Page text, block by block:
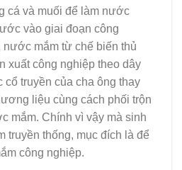
cá và muối để làm nước
vào giai đoạn công
mắm từ chế biến thủ
xuất công nghiệp theo dây
truyền của cha ông thay
liệu cùng cách phối trộn
mắm. Chính vì vậy mà sinh
truyền thống, mục đích là để
công nghiệp.